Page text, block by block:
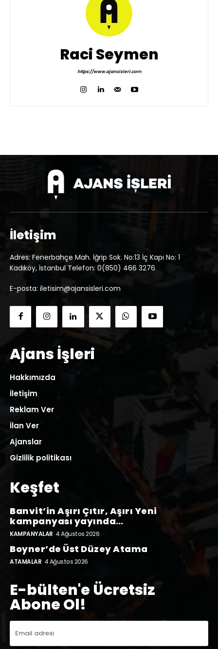
Raci Seymen
https://www.ajansisleri.com
İletişim
Adres: Fenerbahçe Mah. İğrip Sok. No:13 İç Kapı No: 1
Kadıköy, İstanbul Telefon: 0(850) 466 3276
E-posta: iletisim@ajansisleri.com
Ajans İşleri
Hakkımızda
İletişim
Reklam Ver
İlan Ver
Ajanslar
Gizlilik politikası
Keşfet
Banvit’in Aşırı Çıtır, Aşırı Yeni
kampanyası yayında…
KAMPANYALAR 4 Ağustos 2026
Boyner’de Üst Düzey Atama
ATAMALAR 4 Ağustos 2026
E-bülten'e Ücretsiz
Abone Ol!